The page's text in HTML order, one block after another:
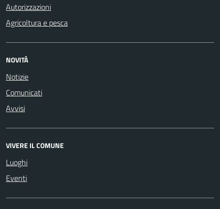
Autorizzazioni
Agricoltura e pesca
NOVITÀ
Notizie
Comunicati
Avvisi
VIVERE IL COMUNE
Luoghi
Eventi